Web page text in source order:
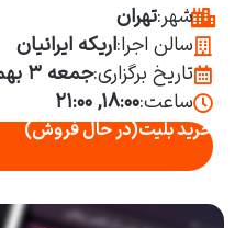
شهر:تهران
سالن اجرا:اریکه ایرانیان
تاریخ برگزاری:جمعه ۳ بهمن
ساعت:۱۸:۰۰, ۲۱:۰۰
خرید بلیت(در حال فروش)